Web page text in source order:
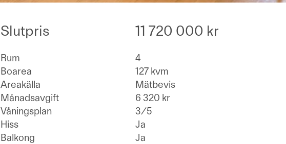
Slutpris 11 720 000 kr
Rum
4
Boarea
127 kvm
Areakälla
Mätbevis
Månadsavgift
6 320 kr
Våningsplan
3/5
Hiss
Ja
Balkong
Ja